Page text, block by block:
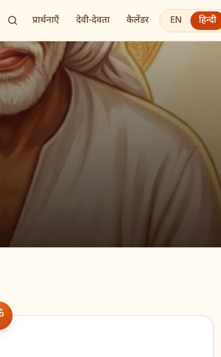
प्रार्थनाएँ देवी-देवता कैलेंडर EN हिन्दी